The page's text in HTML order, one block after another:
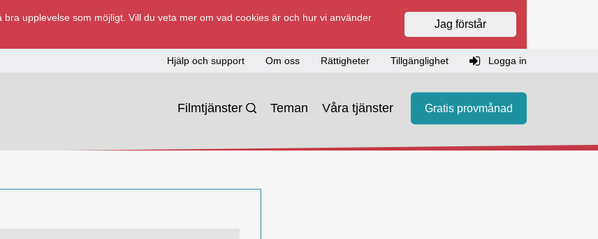
upplevelse som möjligt. Vill du veta mer om vad cookies är och hur vi använder
Jag förstår
Hjälp och support Om oss Rättigheter Tillgänglighet Logga in
Filmtjänster Teman Våra tjänster Gratis provmånad